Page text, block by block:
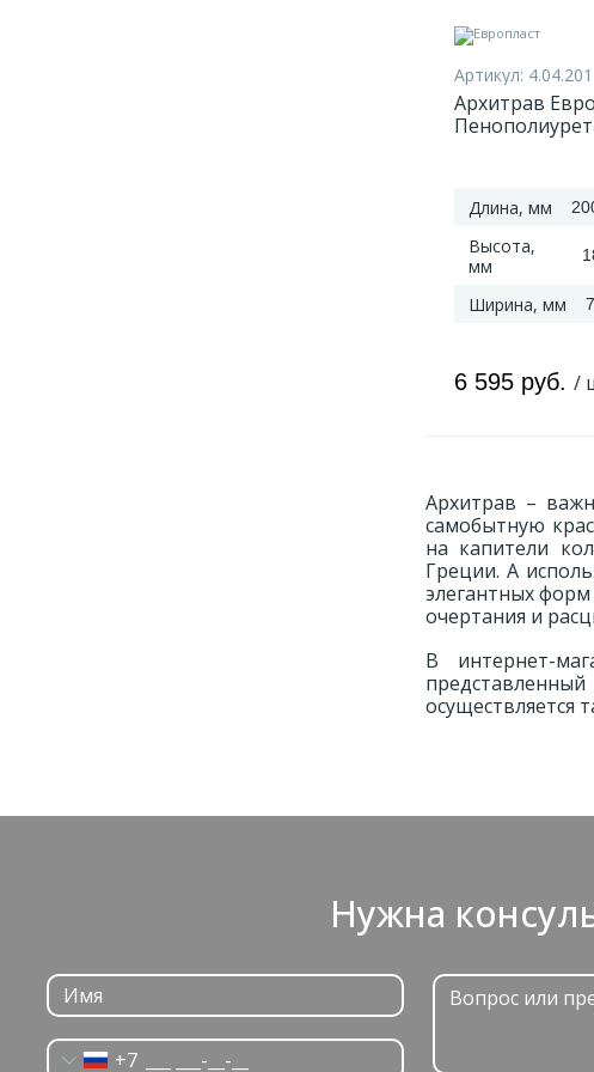
Артикул: 4.04.201
Архитрав
Длина, мм
Высота,
мм
Ширина, мм
6 595 руб. /
Архитрав –
самобытную
на капители
Греции. А
элегантных
очертания и
В интернет-
осуществляется
Нужна
+7